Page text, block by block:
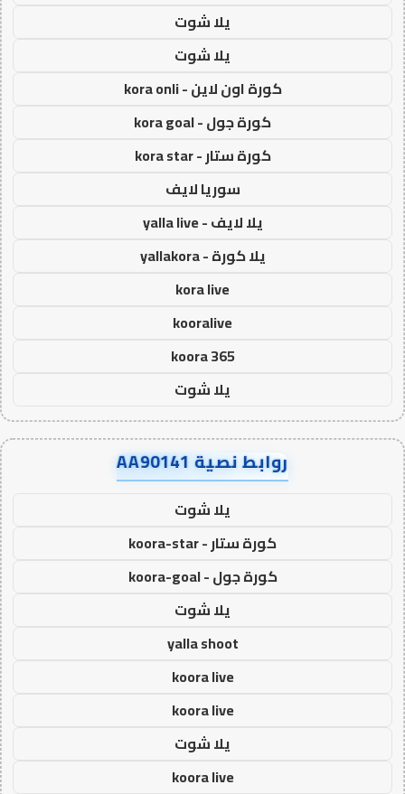
يلا شوت
يلا شوت
كورة اون لاين - kora onli
كورة جول - kora goal
كورة ستار - kora star
سوريا لايف
يلا لايف - yalla live
يلا كورة - yallakora
kora live
kooralive
koora 365
يلا شوت
روابط نصية AA90141
يلا شوت
كورة ستار - koora-star
كورة جول - koora-goal
يلا شوت
yalla shoot
koora live
koora live
يلا شوت
koora live